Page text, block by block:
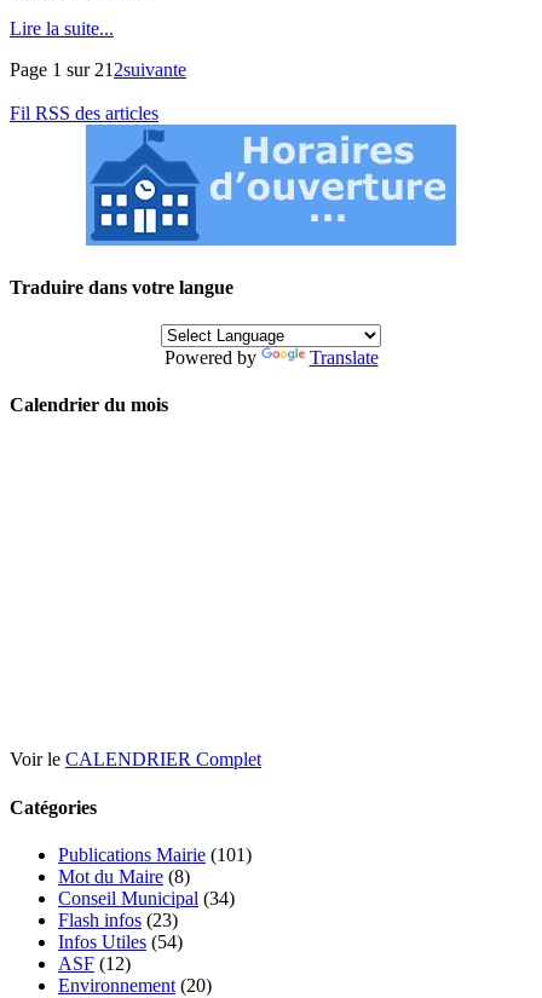
Lire la suite...
Page 1 sur 21 2suivante
Fil RSS des articles
Traduire dans votre langue
Powered by Translate
Calendrier du mois
Voir le CALENDRIER Complet
Catégories
Publications Mairie (101)
Mot du Maire (8)
Conseil Municipal (34)
Flash infos (23)
Infos Utiles (54)
ASF (12)
Environnement (20)